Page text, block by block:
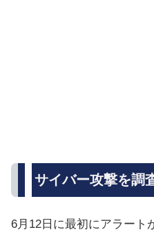
サイバー攻撃を調
6月12日に最初にアラート